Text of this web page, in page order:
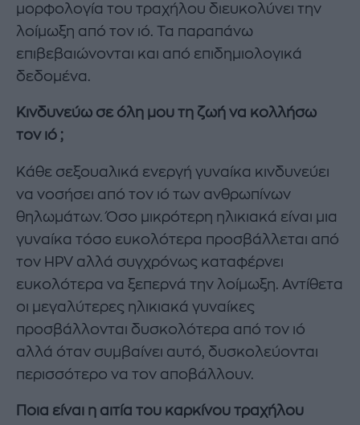
μορφολογία του τραχήλου διευκολύνει την
λοίμωξη από τον ιό. Τα παραπάνω
επιβεβαιώνονται και από επιδημιολογικά
δεδομένα.
Κινδυνεύω σε όλη μου τη ζωή να κολλήσω
τον ιό ;
Κάθε σεξουαλικά ενεργή γυναίκα κινδυνεύει
να νοσήσει από τον ιό των ανθρωπίνων
θηλωμάτων. Όσο μικρότερη ηλικιακά είναι μια
γυναίκα τόσο ευκολότερα προσβάλλεται από
τον HPV αλλά συγχρόνως καταφέρνει
ευκολότερα να ξεπερνά την λοίμωξη. Αντίθετα
οι μεγαλύτερες ηλικιακά γυναίκες
προσβάλλονται δυσκολότερα από τον ιό
αλλά όταν συμβαίνει αυτό, δυσκολεύονται
περισσότερο να τον αποβάλλουν.
Ποια είναι η αιτία του καρκίνου τραχήλου